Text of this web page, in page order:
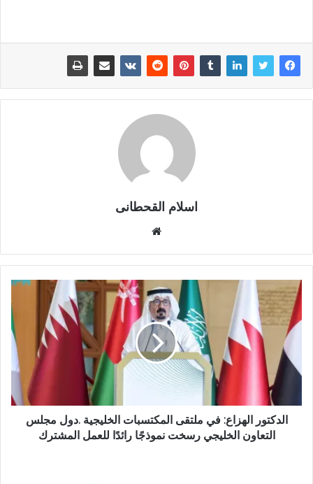
اسلام القحطانى
ق
ع
ا
ل
و
ي
ب
الدكتور الهزاع: في ملتقى المكتسبات الخليجية .دول مجلس
التعاون الخليجي رسخت نموذجًا رائدًا للعمل المشترك